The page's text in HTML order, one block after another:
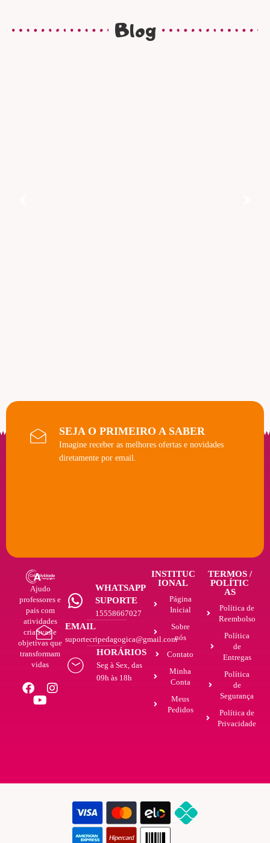
Blog
SEJA O PRIMEIRO A SABER
Imagine receber as melhores ofertas e novidades
diretamente por email.
Ajudo
professores e
pais com
atividades
criativas e
objetivas que
transformam
vidas
WHATSAPP
SUPORTE
15558667027
EMAIL
suportecripedagogica@gmail.com
HORÁRIOS
Seg à Sex, das
09h às 18h
INSTITUC
IONAL
Página
Inicial
Sobre
nós
Contato
Minha
Conta
Meus
Pedidos
TERMOS /
POLÍTIC
AS
Política de
Reembolso
Política
de
Entregas
Política
de
Segurança
Política de
Privacidade